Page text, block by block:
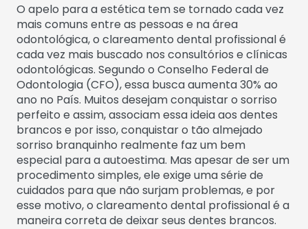
O apelo para a estética tem se tornado cada vez
mais comuns entre as pessoas e na área
odontológica, o clareamento dental profissional é
cada vez mais buscado nos consultórios e clínicas
odontológicas. Segundo o Conselho Federal de
Odontologia (CFO), essa busca aumenta 30% ao
ano no País. Muitos desejam conquistar o sorriso
perfeito e assim, associam essa ideia aos dentes
brancos e por isso, conquistar o tão almejado
sorriso branquinho realmente faz um bem
especial para a autoestima. Mas apesar de ser um
procedimento simples, ele exige uma série de
cuidados para que não surjam problemas, e por
esse motivo, o clareamento dental profissional é a
maneira correta de deixar seus dentes brancos.